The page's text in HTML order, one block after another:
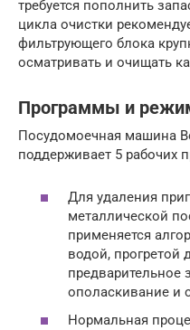
требуется пополнить
цикла очистки
фильтрующего блока
осматривать и очищать
Программы и
Посудомоечная машина
поддерживает 5 рабочих
Для удаления
металлической
применяется
водой, прогретой
предварительное
ополаскивание и
Нормальная